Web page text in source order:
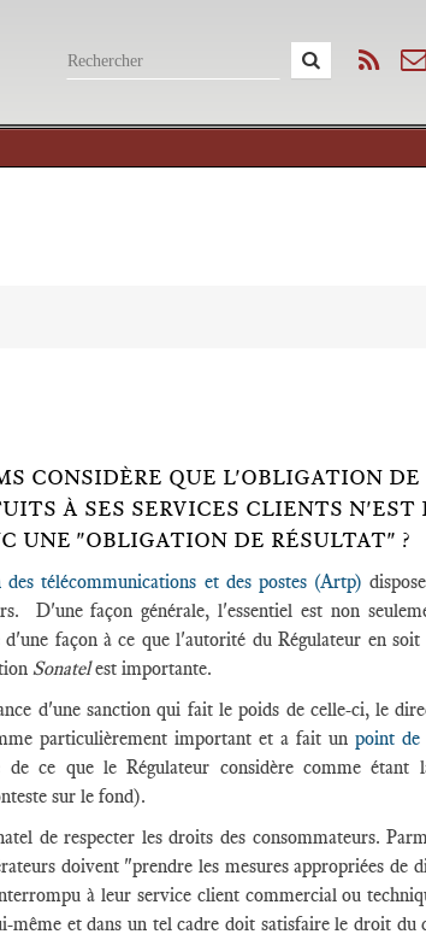
CONSIDÈRE QUE L'OBLIGATION DE
À SES SERVICES CLIENTS N'EST
UNE "OBLIGATION DE RÉSULTAT" ?
télécommunications et des postes (Artp)
D'une façon générale, l'essentiel est non
façon à ce que l'autorité du Régulateur en soit
Sonatelest importante.
d'une sanction qui fait le poids de celle-ci, le
particulièrement important et a fait un point de
ce que le Régulateur considère comme étant
sur le fond).
de respecter les droits des consommateurs.
doivent "prendre les mesures appropriées de
à leur service client commercial ou
et dans un tel cadre doit satisfaire le droit du